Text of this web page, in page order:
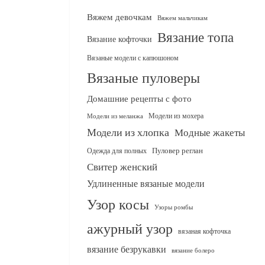
Вяжем девочкам Вяжем мальчикам
Вязание кофточки Вязание топа
Вязаные модели с капюшоном
Вязаные пуловеры
Домашние рецепты с фото
Модели из меланжа Модели из мохера
Модели из хлопка Модные жакеты
Одежда для полных Пуловер реглан
Свитер женский
Удлиненные вязаные модели
Узор косы Узоры ромбы
ажурный узор вязаная кофточка
вязание безрукавки вязание болеро